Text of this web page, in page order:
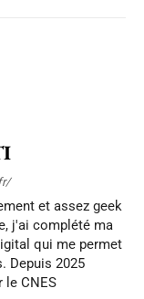
et assez geek
j'ai complété ma
qui me permet
Depuis 2025
le CNES